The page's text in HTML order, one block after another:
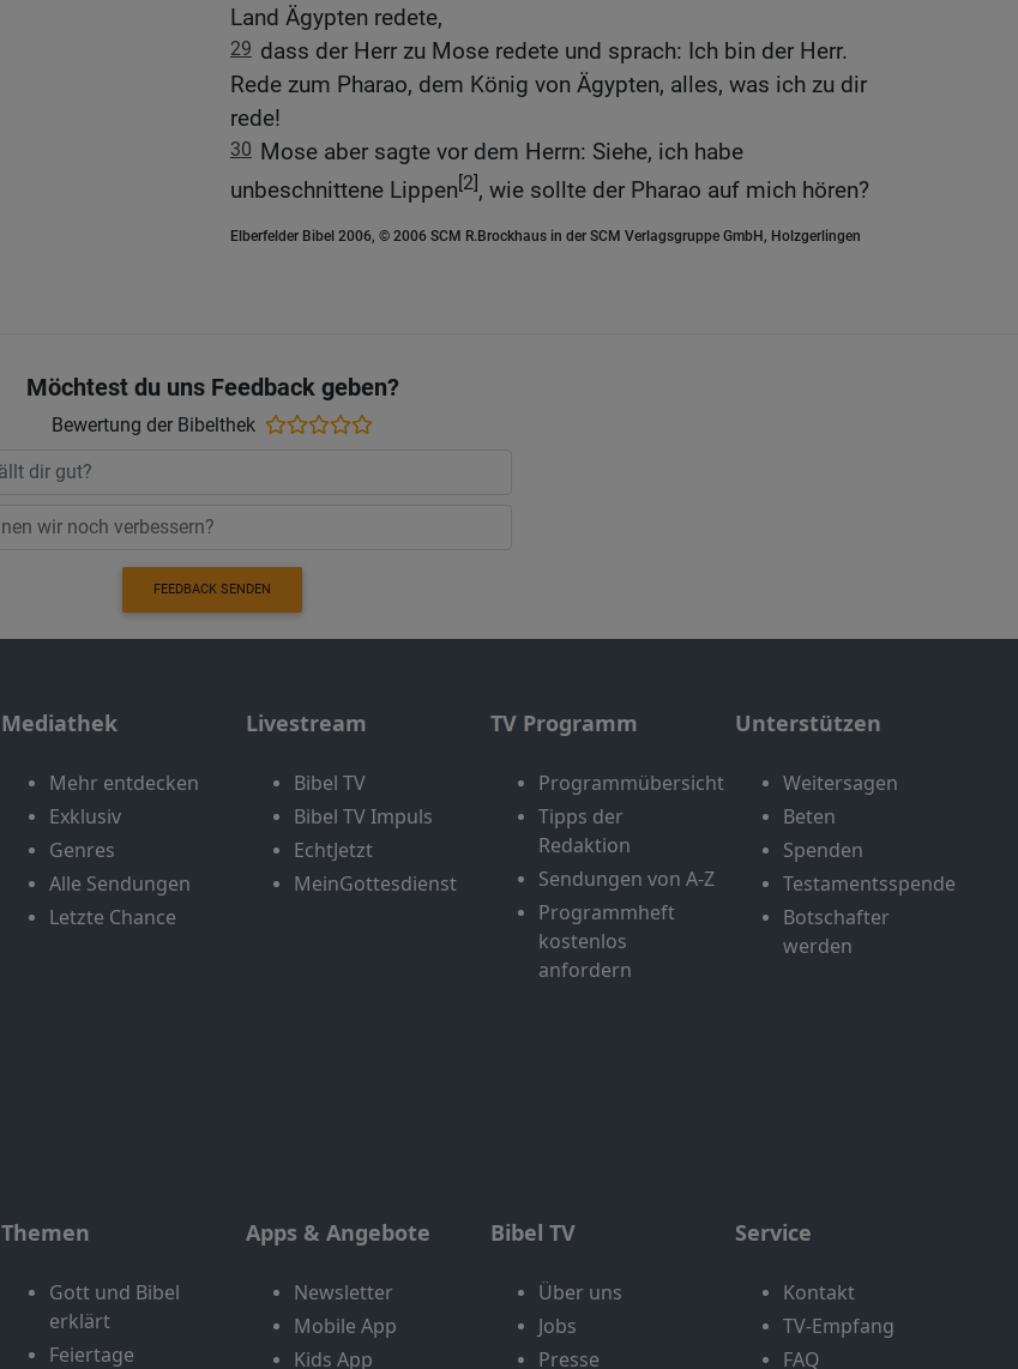
Land Ägypten redete,
29 dass der Herr zu Mose redete und sprach: Ich bin der Herr.
Rede zum Pharao, dem König von Ägypten, alles, was ich zu dir
rede!
30 Mose aber sagte vor dem Herrn: Siehe, ich habe
unbeschnittene Lippen[2], wie sollte der Pharao auf mich hören?
Elberfelder Bibel 2006, © 2006 SCM R.Brockhaus in der SCM Verlagsgruppe GmbH, Holzgerlingen
Möchtest du uns Feedback geben?
Bewertung der Bibelthek
FEEDBACK SENDEN
Mediathek
Mehr entdecken
Exklusiv
Genres
Alle Sendungen
Letzte Chance
Livestream
Bibel TV
Bibel TV Impuls
EchtJetzt
MeinGottesdienst
TV Programm
Programmübersicht
Tipps der
Redaktion
Sendungen von A-Z
Programmheft
kostenlos
anfordern
Unterstützen
Weitersagen
Beten
Spenden
Testamentsspende
Botschafter
werden
Themen
Gott und Bibel
erklärt
Feiertage
Apps & Angebote
Newsletter
Mobile App
Kids App
Bibel TV
Über uns
Jobs
Presse
Service
Kontakt
TV-Empfang
FAQ